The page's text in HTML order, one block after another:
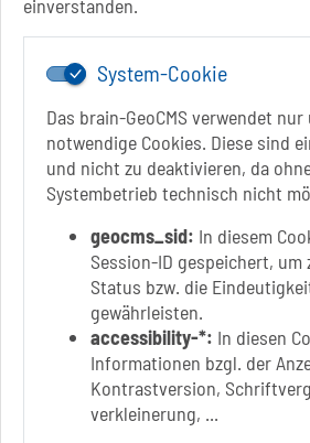
einverstanden.
System-Cookie
Das brain-GeoCMS verwendet
notwendige Cookies. Diese sind
und nicht zu deaktivieren, da
Systembetrieb technisch nicht
geocms_sid: In diesem
Session-ID gespeichert, um
Status bzw. die
gewährleisten.
accessibility-*: In diesen
Informationen bzgl. der
Kontrastversion,
verkleinerung, ...
stadt.sbk[at]schoenebeck-
www.schoenebeck.de
Mo.: 13 Uhr - 15 Uhr
Di.: 9 Uhr - 11.30 Uhr
13 Uhr - 18 Uhr
Do.: 9 Uhr - 11.30 Uhr
Fr.: nach Vereinbarung
Link zur Google-Maps
SOLEPARK Schönebeck/
Eigenbetrieb der Stadt
Badepark 1
39218 Schönebeck (Elbe)
+49 3928 7055-0